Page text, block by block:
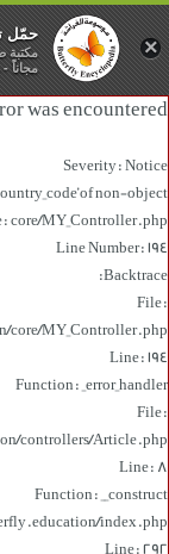
was encountered
Severity: Notice
of non-object
core/MY_Controller.php
Line Number: 194
Backtrace:
File:
core/MY_Controller.php
Line: 194
Function: _error_handler
File:
controllers/Article.php
Line: 8
Function: __construct
index.php
Line: 292
×
حمّل
مكتبة
مجاناً